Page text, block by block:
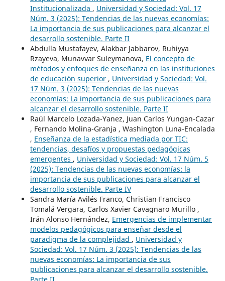
Institucionalizada , Universidad y Sociedad: Vol. 17
Núm. 3 (2025): Tendencias de las nuevas economías:
La importancia de sus publicaciones para alcanzar el
desarrollo sostenible. Parte II
Abdulla Mustafayev, Alakbar Jabbarov, Ruhiyya
Rzayeva, Munavvar Suleymanova, El concepto de
métodos y enfoques de enseñanza en las instituciones
de educación superior , Universidad y Sociedad: Vol.
17 Núm. 3 (2025): Tendencias de las nuevas
economías: La importancia de sus publicaciones para
alcanzar el desarrollo sostenible. Parte II
Raúl Marcelo Lozada-Yanez, Juan Carlos Yungan-Cazar
, Fernando Molina-Granja , Washington Luna-Encalada
, Enseñanza de la estadística mediada por TIC:
tendencias, desafíos y propuestas pedagógicas
emergentes , Universidad y Sociedad: Vol. 17 Núm. 5
(2025): Tendencias de las nuevas economías: la
importancia de sus publicaciones para alcanzar el
desarrollo sostenible. Parte IV
Sandra María Avilés Franco, Christian Francisco
Tomalá Vergara, Carlos Xavier Cavagnaro Murillo ,
Irán Alonso Hernández, Emergencias de implementar
modelos pedagógicos para enseñar desde el
paradigma de la complejidad , Universidad y
Sociedad: Vol. 17 Núm. 3 (2025): Tendencias de las
nuevas economías: La importancia de sus
publicaciones para alcanzar el desarrollo sostenible.